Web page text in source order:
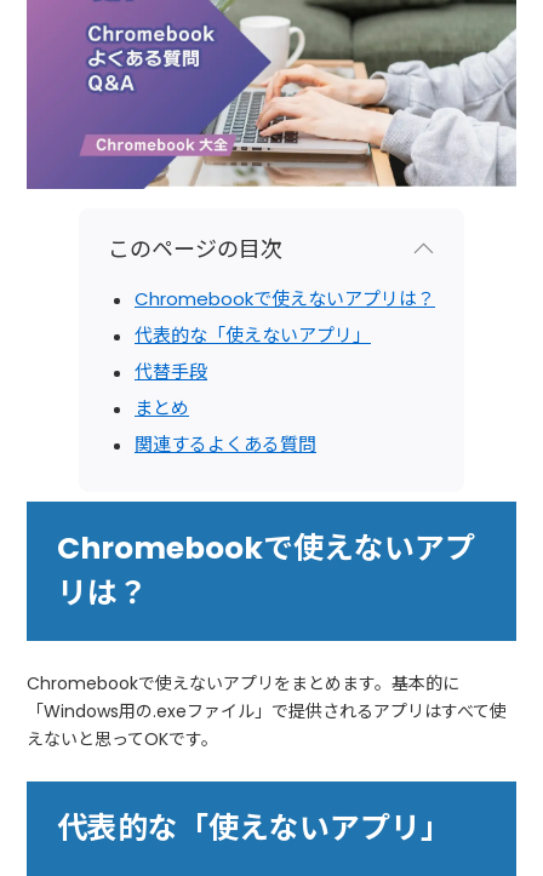
このページの目次
Chromebookで使えないアプリは？
代表的な「使えないアプリ」
代替手段
まとめ
関連するよくある質問
Chromebookで使えないアプ
リは？
Chromebookで使えないアプリをまとめます。基本的に
「Windows用の.exeファイル」で提供されるアプリはすべて使
えないと思ってOKです。
代表的な「使えないアプリ」